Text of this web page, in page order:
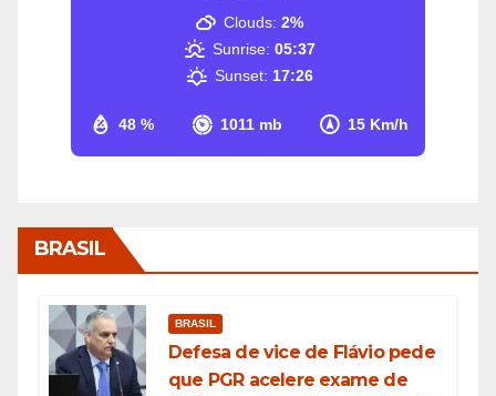
48 % 1011 mb 15 Km/h
Clouds: 2%
Sunrise: 05:37
Sunset: 17:26
BRASIL
BRASIL
Defesa de vice de Flávio pede
que PGR acelere exame de